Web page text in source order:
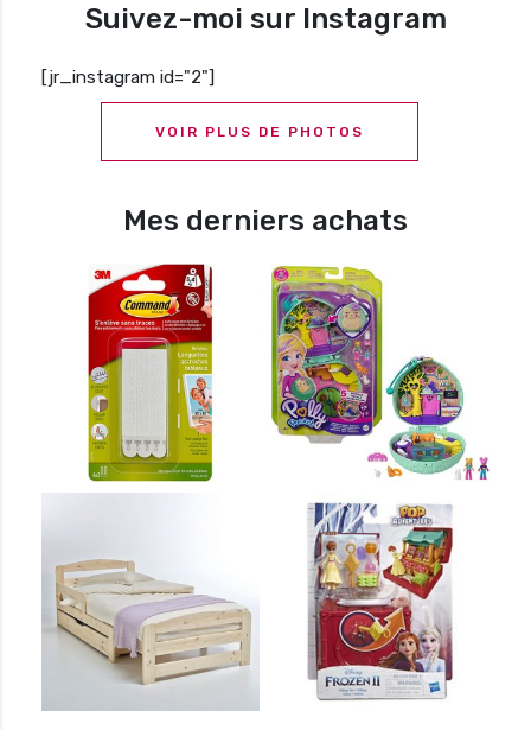
Suivez-moi sur Instagram
[jr_instagram id="2"]
VOIR PLUS DE PHOTOS
Mes derniers achats